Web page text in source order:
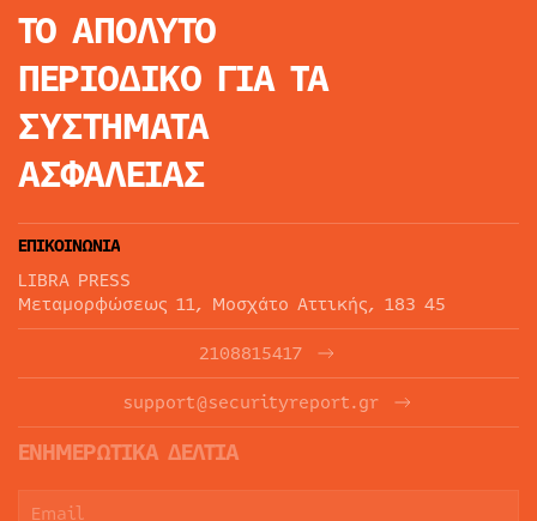
ΤΟ ΑΠΟΛΥΤΟ
ΠΕΡΙΟΔΙΚΟ ΓΙΑ ΤΑ
ΣΥΣΤΗΜΑΤΑ
ΑΣΦΑΛΕΙΑΣ
ΕΠΙΚΟΙΝΩΝΙΑ
LIBRA PRESS
Μεταμορφώσεως 11, Μοσχάτο Αττικής, 183 45
2108815417
support@securityreport.gr
ΕΝΗΜΕΡΩΤΙΚΑ ΔΕΛΤΙΑ